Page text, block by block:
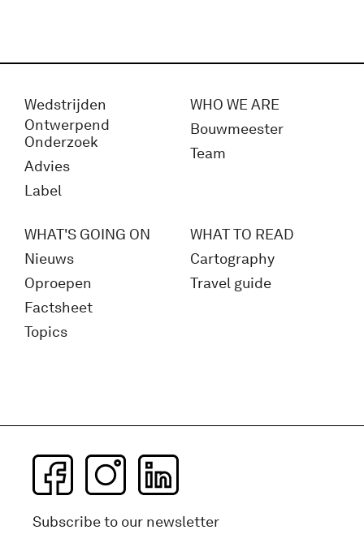
Wedstrijden
Ontwerpend
Onderzoek
Advies
Label
WHO WE ARE
Bouwmeester
Team
WHAT'S GOING ON
Nieuws
Oproepen
Factsheet
Topics
WHAT TO READ
Cartography
Travel guide
Subscribe to our newsletter